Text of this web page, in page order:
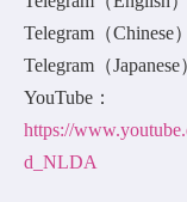
Telegram（Chinese
Telegram（Japanese
YouTube：
https://
d_NLDA